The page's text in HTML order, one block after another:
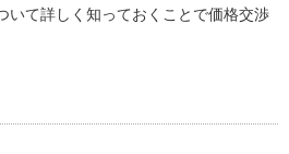
いて詳しく知っておくことで価格交渉